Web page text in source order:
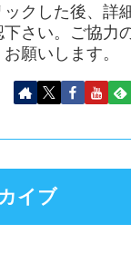
ックした後、詳
下さい。ご協力
願いします。
イブ